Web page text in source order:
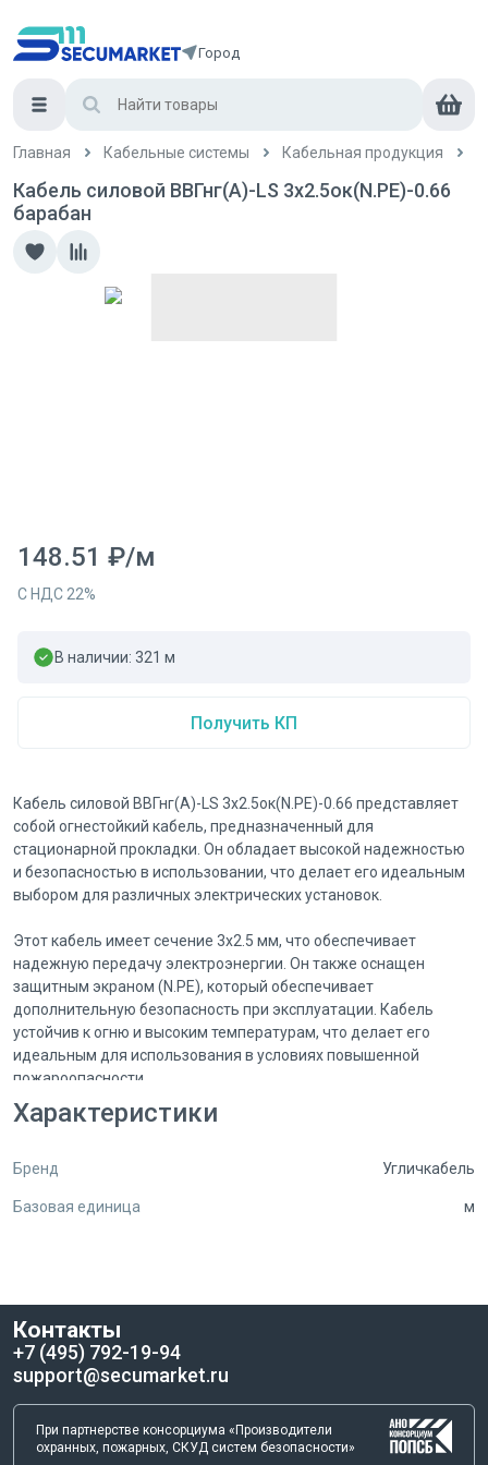
Город
Главная Кабельные системы Кабельная продукция
Кабель силовой ВВГнг(А)-LS 3x2.5ок(N.PE)-0.66
барабан
148.51 ₽/м
С НДС 22%
В наличии: 321 м
Получить КП
Кабель силовой ВВГнг(А)-LS 3x2.5ок(N.PE)-0.66 представляет
собой огнестойкий кабель, предназначенный для
стационарной прокладки. Он обладает высокой надежностью
и безопасностью в использовании, что делает его идеальным
выбором для различных электрических установок.
Этот кабель имеет сечение 3x2.5 мм, что обеспечивает
надежную передачу электроэнергии. Он также оснащен
защитным экраном (N.PE), который обеспечивает
дополнительную безопасность при эксплуатации. Кабель
устойчив к огню и высоким температурам, что делает его
идеальным для использования в условиях повышенной
пожароопасности.
Барабан данного кабеля представлен на отраслевом
предлагает широкий ассортимент кабелей и другого
электрических систем. Для заказа кабеля силового ВВГнг(А)-
Не рискуйте безопасностью своих электрических установок -
выбирайте надежные и качественные материалы для их
прокладки. Кабель силовой ВВГнг(А)-LS 3x2.5ок(N.PE)-0.66 на
барабане от Secumarket - это надежное решение для вашей
Характеристики
Бренд Угличкабель
Базовая единица м
Контакты
+7 (495) 792-19-94
support@secumarket.ru
При партнерстве консорциума «Производители
охранных, пожарных, СКУД систем безопасности»